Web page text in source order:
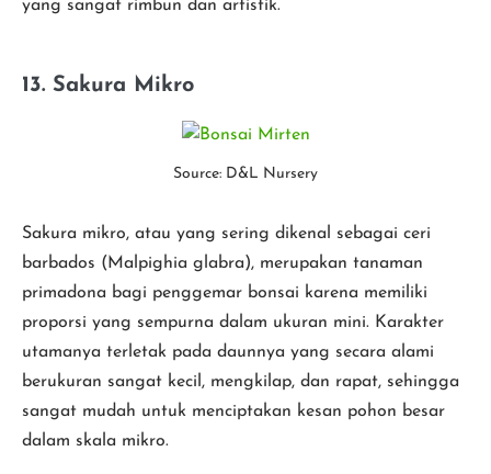
yang sangat rimbun dan artistik.
13. Sakura Mikro
Source: D&L Nursery
Sakura mikro, atau yang sering dikenal sebagai ceri
barbados (Malpighia glabra), merupakan tanaman
primadona bagi penggemar bonsai karena memiliki
proporsi yang sempurna dalam ukuran mini. Karakter
utamanya terletak pada daunnya yang secara alami
berukuran sangat kecil, mengkilap, dan rapat, sehingga
sangat mudah untuk menciptakan kesan pohon besar
dalam skala mikro.